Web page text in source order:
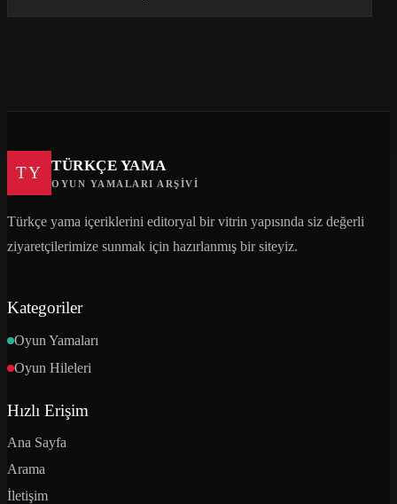
TY TÜRKÇE YAMA
OYUN YAMALARI ARŞIVI
Türkçe yama içeriklerini editoryal bir vitrin yapısında siz değerli
ziyaretçilerimize sunmak için hazırlanmış bir siteyiz.
Kategoriler
Oyun Yamaları
Oyun Hileleri
Hızlı Erişim
Ana Sayfa
Arama
İletişim